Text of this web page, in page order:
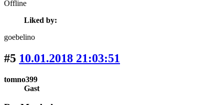
Offline
Liked by:
goebelino
#5 10.01.2018 21:03:51
tomno399
Gast